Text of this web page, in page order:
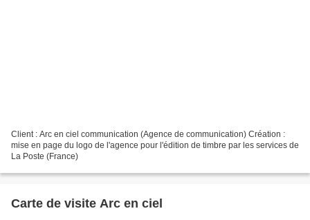
Client : Arc en ciel communication (Agence de communication) Création :
mise en page du logo de l'agence pour l'édition de timbre par les services de
La Poste (France)
Carte de visite Arc en ciel